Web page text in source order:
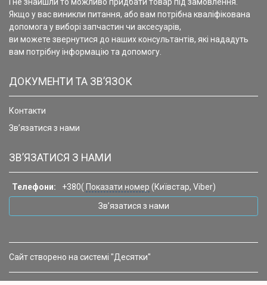
Якщо у вас виникли питання, або вам потрібна кваліфікована
допомога у виборі запчастин чи аксесуарів,
ви можете звернутися до наших консультантів, які нададуть
вам потрібну інформацію та допомогу.
ДОКУМЕНТИ ТА ЗВ’ЯЗОК
Контакти
Зв’язатися з нами
ЗВ’ЯЗАТИСЯ З НАМИ
Телефони: +380( Показати номер (Київстар, Viber)
Зв’язатися з нами
Сайт створено на системі "Десятки"